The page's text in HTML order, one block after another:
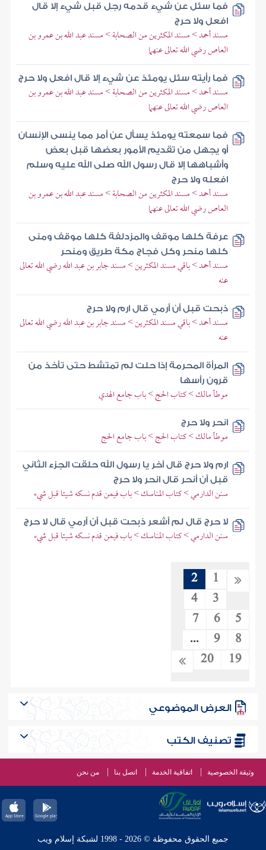
فما سئل عن شيء قدمه رجل قبل شيء إلا قال
افعل ولا حرج
مسند أحمد > مسند المكثرين من الصحابة > مسند عبد الله بن عمرو بن
العاص رضي الله تعالى عنهما
فما رأيته سئل يومئذ عن شيء إلا قال افعل ولا حرج
مسند أحمد > مسند المكثرين من الصحابة > مسند عبد الله بن عمرو بن
العاص رضي الله تعالى عنهما
فما سمعته يومئذ يسأل عن أمر مما ينسى الإنسان
أو يجهل من تقديم الأمور بعضها قبل بعض
وأشباهها إلا قال رسول الله صلى الله عليه وسلم
افعله ولا حرج
مسند أحمد > مسند المكثرين من الصحابة > مسند عبد الله بن عمرو بن
العاص رضي الله تعالى عنهما
عرفة كلها موقف والمزدلفة كلها موقف ومنى
كلها منحر وكل فجاج مكة طريق ومنحر
مسند أحمد > باقي مسند المكثرين > مسند جابر بن عبد الله رضي الله تعالى
عنه
ذبحت قبل أن أرمي قال ارم ولا حرج
مسند أحمد > باقي مسند المكثرين > مسند جابر بن عبد الله رضي الله تعالى
عنه
المرأة المحرمة إذا حلت لم تمتشط حتى تأخذ من
قرون رأسها
موطأ مالك > كتاب الحج > باب جامع الهدي
انحر ولا حرج
موطأ مالك > كتاب الحج > باب جامع الحج
ارم ولا حرج قال آخر يا رسول الله حلقت الجزء الثاني
قبل أن أنحر قال انحر ولا حرج
سنن الدارمي > كتاب المناسك > باب فيمن قدم نسكه شيئا قبل شيء
لا حرج قال لم أشعر ذبحت قبل أن أرمي قال لا حرج
سنن الدارمي > كتاب المناسك > باب فيمن قدم نسكه شيئا قبل شيء
1
2
3
4
5
6
7
8
9
...
19
20
العرض الموضوعي
تصنيف الكتب
وثيقة الخصوصية اتفاقية الخدمة اتصل بنا من نحن
جميع الحقوق محفوظة © 2026 - 1998 لشبكة إسلام ويب